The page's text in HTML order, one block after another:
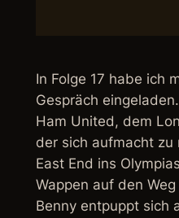
In Folge 17 habe ich
Gespräch
Ham United, dem
der sich aufmacht zu
East End ins
Wappen auf den
Benny entpuppt sich